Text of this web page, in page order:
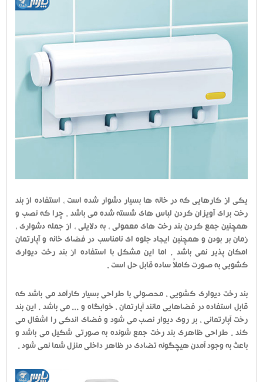
یکی از کارهایی که در خانه ها بسیار دشوار شده است ، استفاده از بند
رخت برای آویزان کردن لباس های شسته شده می باشد . چرا که نصب و
همچنین جمع کردن بند رخت های معمولی ، به دلایلی ، از جمله دشواری ،
زمان بر بودن و همچنین ایجاد جلوه ای نامناسب در فضای خانه و آپارتمان
امکان پذیر نمی باشد . اما این مشکل با استفاده از بند رخت دیواری
کشویی به صورت کاملاً ساده قابل حل است .
بند رخت دیواری کشویی ، محصولی با طراحی بسیار کارآمد می باشد که
قابل استفاده در فضاهایی مانند آپارتمان ، خوابگاه و ... می باشد . این بند
رخت آپارتمانی ، بر روی دیوار نصب می شود و فضای اندکی را اشغال می
کند . طراحی ظاهری بند رخت جمع شونده به صورتی شکیل می باشد و
باعث به وجود آمدن هیچگونه تضادی در ظاهر داخلی منزل شما نمی شود .